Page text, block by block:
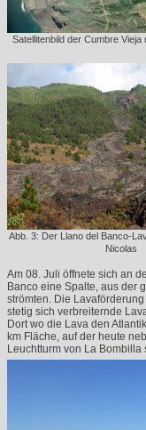
Satellitenbild der Cumbre
Abb. 3: Der Llano del Banco-
Nicolas
Am 08. Juli öffnete sich an
Banco eine Spalte, aus der
strömten. Die
stetig sich verbreiternde
Dort wo die Lava den
km Fläche, auf der heute
Leuchtturm von La Bombilla